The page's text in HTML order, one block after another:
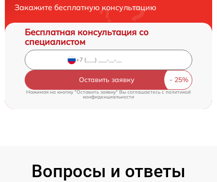
Закажите бесплатную консультацию
Бесплатная консультация со
специалистом
Оставить заявку
Нажимая на кнопку "Оставить заявку" Вы соглашаетесь cполитикой
конфиденциальности
Вопросы и ответы